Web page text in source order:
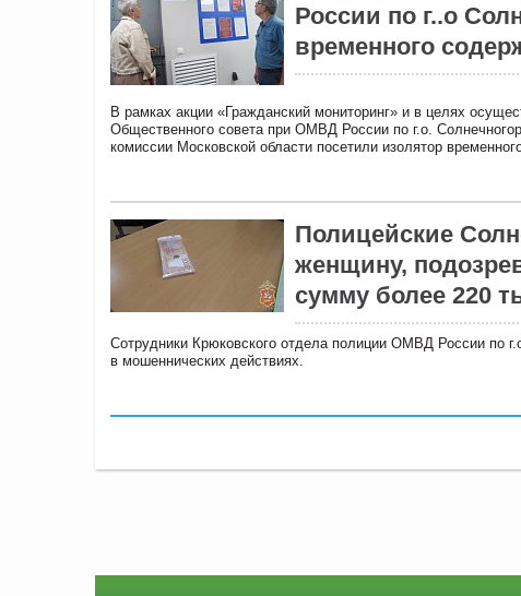
России по г..о
временного
В рамках акции «Гражданский мониторинг» и в целях
Общественного совета при ОМВД России по г.о.
комиссии Московской области посетили изолятор
Полицейские
женщину,
сумму более 220
Сотрудники Крюковского отдела полиции ОМВД России по
в мошеннических действиях.